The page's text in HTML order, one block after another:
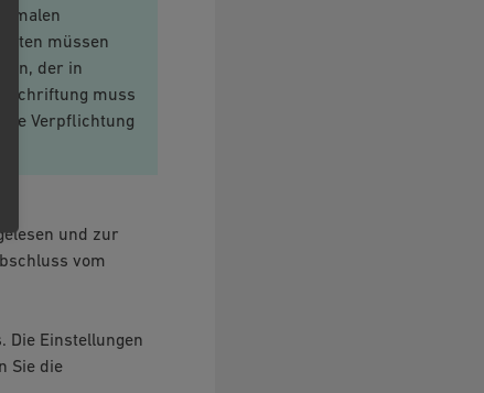
müssen
der in
muss
Verpflichtung
und zur
vom
Die Einstellungen
Sie die